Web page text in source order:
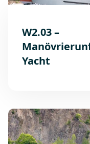
W2.03 –
Yacht